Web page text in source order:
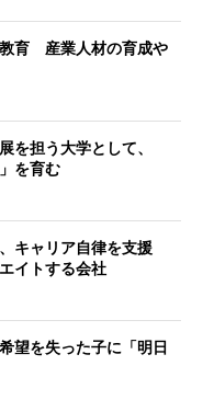
育 産業人材の育成や
担う大学として、
を育む
キャリア自律を支援
イトする会社
望を失った子に「明日